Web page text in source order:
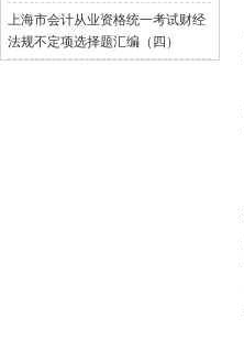
上海市会计从业资格统一考试财经
法规不定项选择题汇编（四）